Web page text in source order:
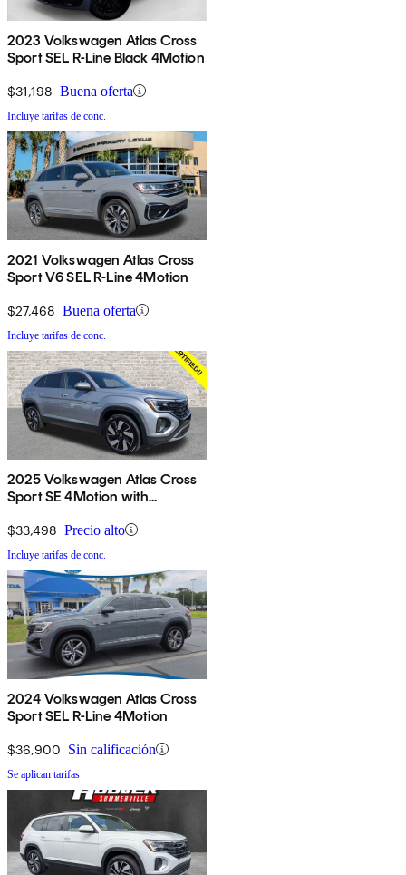
2023 Volkswagen Atlas Cross
Sport SEL R-Line Black 4Motion
$31,198 Buena oferta
Incluye tarifas de conc.
2021 Volkswagen Atlas Cross
Sport V6 SEL R-Line 4Motion
$27,468 Buena oferta
Incluye tarifas de conc.
2025 Volkswagen Atlas Cross
Sport SE 4Motion with
$33,498 Precio alto
Incluye tarifas de conc.
2024 Volkswagen Atlas Cross
Sport SEL R-Line 4Motion
$36,900 Sin calificación
Se aplican tarifas